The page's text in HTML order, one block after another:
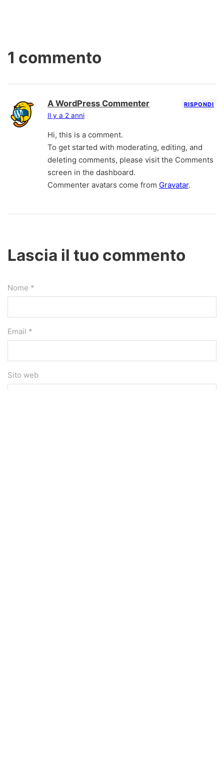
1 commento
A WordPress Commenter
Il y a 2 anni
RISPONDI
Hi, this is a comment.
To get started with moderating, editing, and
deleting comments, please visit the Comments
screen in the dashboard.
Commenter avatars come from Gravatar.
Lascia il tuo commento
Nome *
Email *
Sito web